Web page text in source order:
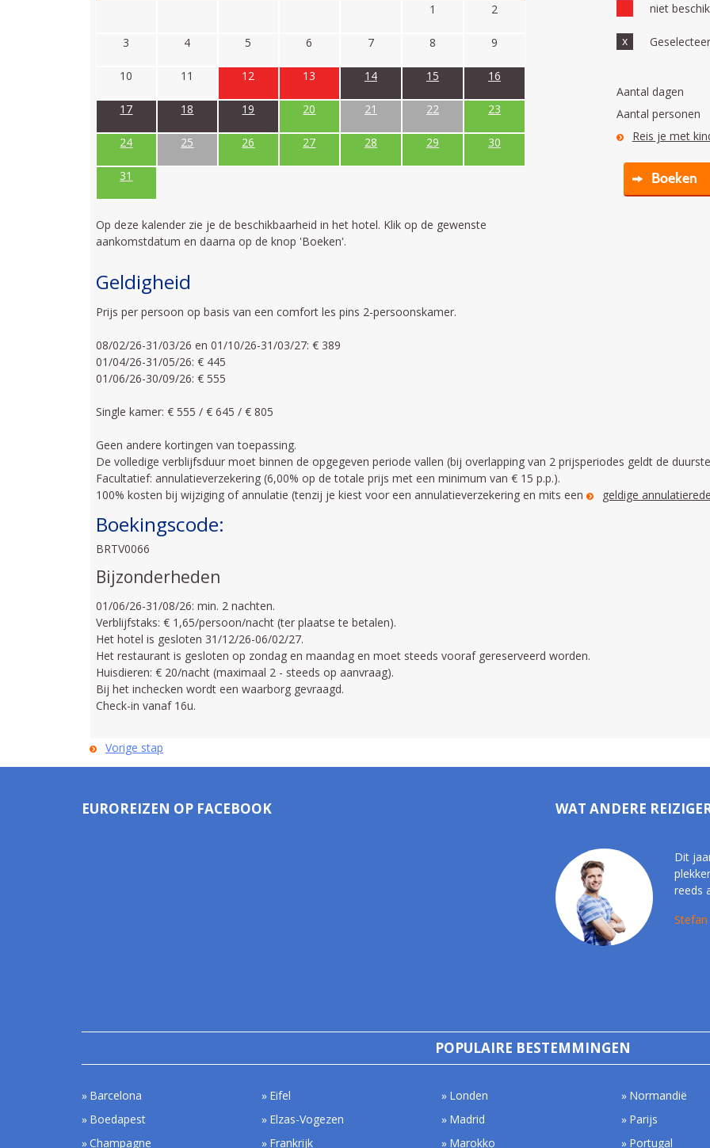
1
2
3 4 5 6 7 8 9
10 11 12 13 14 15 16
17 18 19 20 21 22 23
24 25 26 27 28 29 30
31
Op deze kalender zie je de beschikbaarheid in het hotel. Klik op de gewenste
aankomstdatum en daarna op de knop 'Boeken'.
niet
x
Aantal dagen
Aantal personen
Reis je met
Boeken
Geldigheid
Prijs per persoon op basis van een comfort les pins 2-persoonskamer.
08/02/26-31/03/26 en 01/10/26-31/03/27: € 389
01/04/26-31/05/26: € 445
01/06/26-30/09/26: € 555
Single kamer: € 555 / € 645 / € 805
Geen andere kortingen van toepassing.
De volledige verblijfsduur moet binnen de opgegeven periode vallen (bij overlapping van 2 prijsperiodes geldt de
Facultatief: annulatieverzekering (6,00% op de totale prijs met een minimum van € 15 p.p.).
100% kosten bij wijziging of annulatie (tenzij je kiest voor een annulatieverzekering en mits een
geldige
Boekingscode:
BRTV0066
Bijzonderheden
01/06/26-31/08/26: min. 2 nachten.
Verblijfstaks: € 1,65/persoon/nacht (ter plaatse te betalen).
Het hotel is gesloten 31/12/26-06/02/27.
Het restaurant is gesloten op zondag en maandag en moet steeds vooraf gereserveerd worden.
Huisdieren: € 20/nacht (maximaal 2 - steeds op aanvraag).
Bij het inchecken wordt een waarborg gevraagd.
Check-in vanaf 16u.
Vorige stap